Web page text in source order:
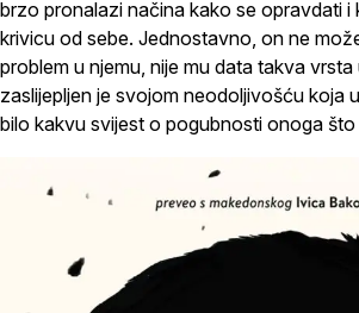
brzo pronalazi načina kako se opravdati
krivicu od sebe. Jednostavno, on ne
problem u njemu, nije mu data takva
zaslijepljen je svojom neodoljivošću koja
bilo kakvu svijest o pogubnosti onoga što